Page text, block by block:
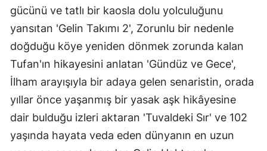
gücünü ve tatlı bir kaosla dolu yolculuğunu
yansıtan 'Gelin Takımı 2', Zorunlu bir nedenle
doğduğu köye yeniden dönmek zorunda kalan
Tufan'ın hikayesini anlatan 'Gündüz ve Gece',
İlham arayışıyla bir adaya gelen senaristin, orada
yıllar önce yaşanmış bir yasak aşk hikâyesine
dair bulduğu izleri aktaran 'Tuvaldeki Sır' ve 102
yaşında hayata veda eden dünyanın en uzun